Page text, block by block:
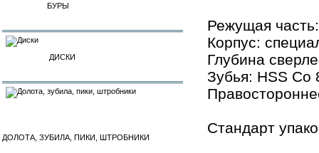
БУРЫ
ДИСКИ
ДОЛОТА, ЗУБИЛА, ПИКИ, ШТРОБНИКИ
Режущая
Корпус:
Глубина
Зубья: HSS Co
Стандарт